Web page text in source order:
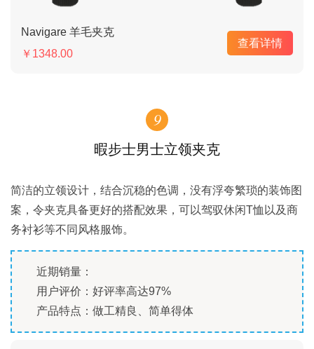
Navigare 羊毛夹克
￥1348.00
查看详情
9
暇步士男士立领夹克
简洁的立领设计，结合沉稳的色调，没有浮夸繁琐的装饰图
案，令夹克具备更好的搭配效果，可以驾驭休闲T恤以及商
务衬衫等不同风格服饰。
近期销量：
用户评价：好评率高达97%
产品特点：做工精良、简单得体